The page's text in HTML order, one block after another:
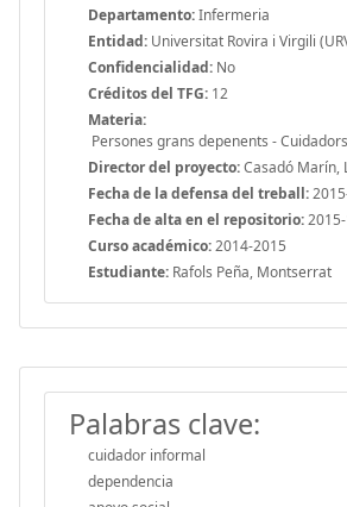
Departamento:Infermeria
Entidad: Universitat Rovira i Virgili
Confidencialidad: No
Créditos del TFG: 12
Materia:
Persones grans depenents -
Director del proyecto:Casadó Marín,
Fecha de la defensa del treball:
Fecha de alta en el repositorio:
Curso académico:2014-2015
Estudiante: Rafols Peña, Montserrat
Palabras clave:
cuidador informal
dependencia